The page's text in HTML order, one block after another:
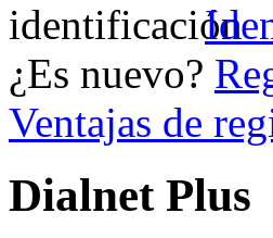
¿Es nuevo?
Ventajas de
Dialnet Plus